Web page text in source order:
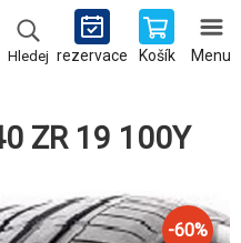
Hledej rezervace Košík Menu
ZR 19 100Y
-60%